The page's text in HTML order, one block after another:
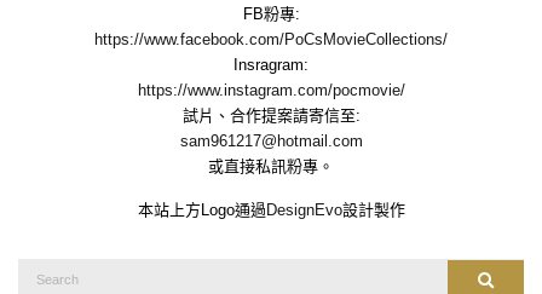
FB粉專:
https://www.facebook.com/PoCsMovieCollections/
Insragram:
https://www.instagram.com/pocmovie/
試片、合作提案請寄信至:
sam961217@hotmail.com
或直接私訊粉專。
本站上方Logo通過DesignEvo設計製作
Search